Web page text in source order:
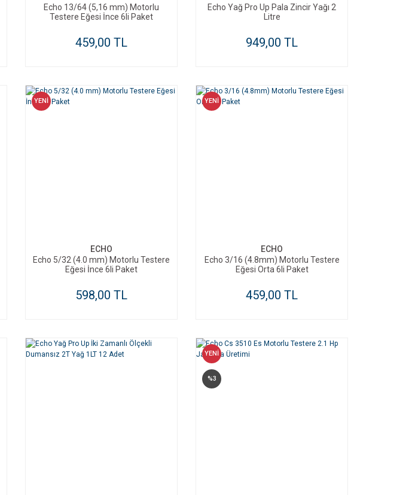
Echo 13/64 (5,16 mm) Motorlu
Testere Eğesi İnce 6li Paket
459,00 TL
Echo Yağ Pro Up Pala Zincir Yağı 2
Litre
949,00 TL
YENİ
ECHO
Echo 5/32 (4.0 mm) Motorlu Testere
Eğesi İnce 6li Paket
598,00 TL
YENİ
ECHO
Echo 3/16 (4.8mm) Motorlu Testere
Eğesi Orta 6li Paket
459,00 TL
YENİ
%3